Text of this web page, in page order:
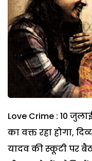
Love Crime : 10
का वक्त रहा होगा,
यादव की स्कूटी पर